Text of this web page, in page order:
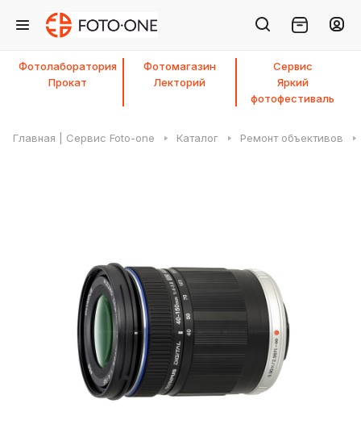
Фотолаборатория Фотомагазин
Сервис
Прокат
Лекторий
Яркий
фотофестиваль
Главная | Сервис Foto-one Каталог Ремонт объективов